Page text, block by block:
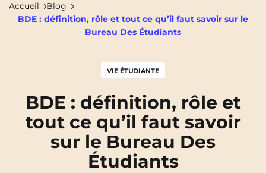
Nos logements
Archamps
Aulnoy-Lez-Valenciennes Béziers
Bezons NEW! Blois
Boulogne-Billancourt
Qui sommes-nous ?
Blog
Accueil
Blog
BDE : définition, rôle et tout ce qu’il faut savoir sur le
Bureau Des Étudiants
VIE ÉTUDIANTE
BDE : définition, rôle et
tout ce qu’il faut savoir
sur le Bureau Des
Étudiants